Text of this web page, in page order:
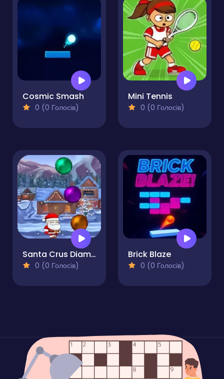
Cosmic Smash
0 (0 Голосів)
Mini Tennis
0 (0 Голосів)
Santa Crus Diamont
0 (0 Голосів)
Brick Blaze
0 (0 Голосів)